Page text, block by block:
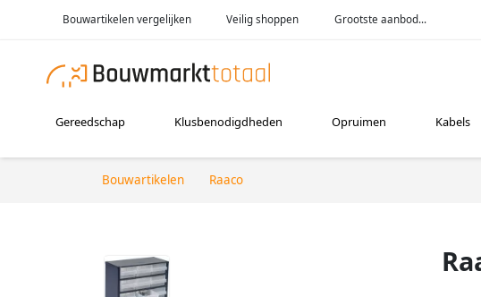
Bouwartikelen vergelijken Veilig shoppen Grootste aanbod...
Gereedschap Klusbenodigdheden Opruimen Kabels
Bouwartikelen Raaco